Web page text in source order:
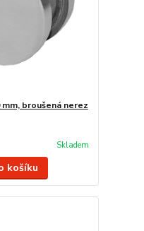
broušená nerez
Skladem
košíku